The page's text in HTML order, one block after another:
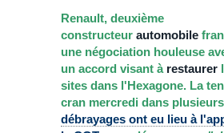
Renault, deuxième
constructeur automobile
une négociation houleuse
un accord visant à restaurer
sites dans l'Hexagone. La
cran mercredi dans
débrayages ont eu lieu à